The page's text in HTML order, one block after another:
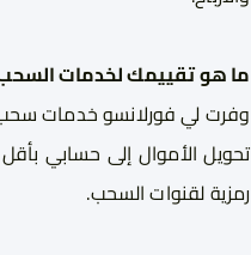
ما هو تقييمك لخدمات السحب
وفرت لي فورلانسو خدمات سحب
رمزية لقنوات السحب.